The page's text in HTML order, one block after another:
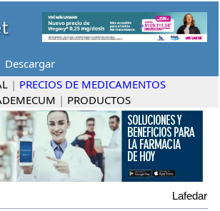
Descargar
| PRECIOS DE MEDICAMENTOS
| PRODUCTOS
Lafedar